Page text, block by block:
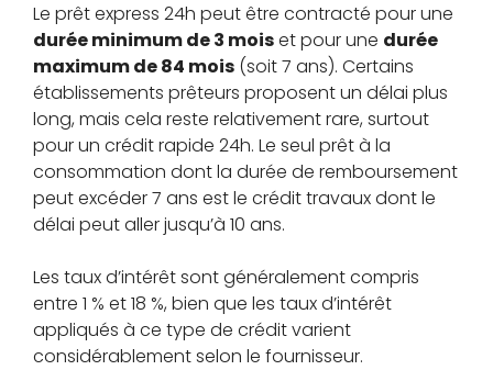
Le prêt express 24h peut être contracté pour une
durée minimum de 3 moiset pour une durée
maximum de 84 mois (soit 7 ans). Certains
établissements prêteurs proposent un délai plus
long, mais cela reste relativement rare, surtout
pour un crédit rapide 24h. Le seul prêt à la
consommation dont la durée de remboursement
peut excéder 7 ans est le crédit travaux dont le
délai peut aller jusqu’à 10 ans.
Les taux d’intérêt sont généralement compris
entre 1 % et 18 %, bien que les taux d’intérêt
appliqués à ce type de crédit varient
considérablement selon le fournisseur.